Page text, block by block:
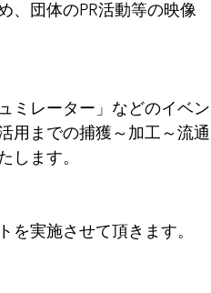
、団体のPR活動等の映像
ミレーター」などのイベン
用までの捕獲～加工～流通
します。
実施させて頂きます。